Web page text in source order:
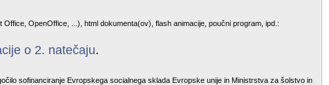
Office, OpenOffice, ...), html dokumenta(ov), flash animacije, poučni program, ipd.:
o 2. natečaju.
sofinanciranje Evropskega socialnega sklada Evropske unije in Ministrstva za šolstvo in